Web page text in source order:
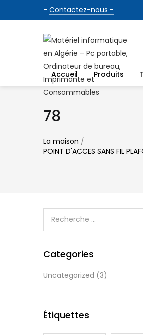
- Contactez-nous -
Accueil Produits
78
La maison /
POINT D'ACCES SANS FIL
Categories
Uncategorized (3)
Étiquettes